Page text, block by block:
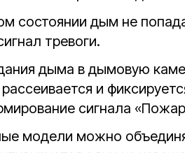
состоянии дым не
тревоги.
дыма в дымовую
и
сигнала
модели можно